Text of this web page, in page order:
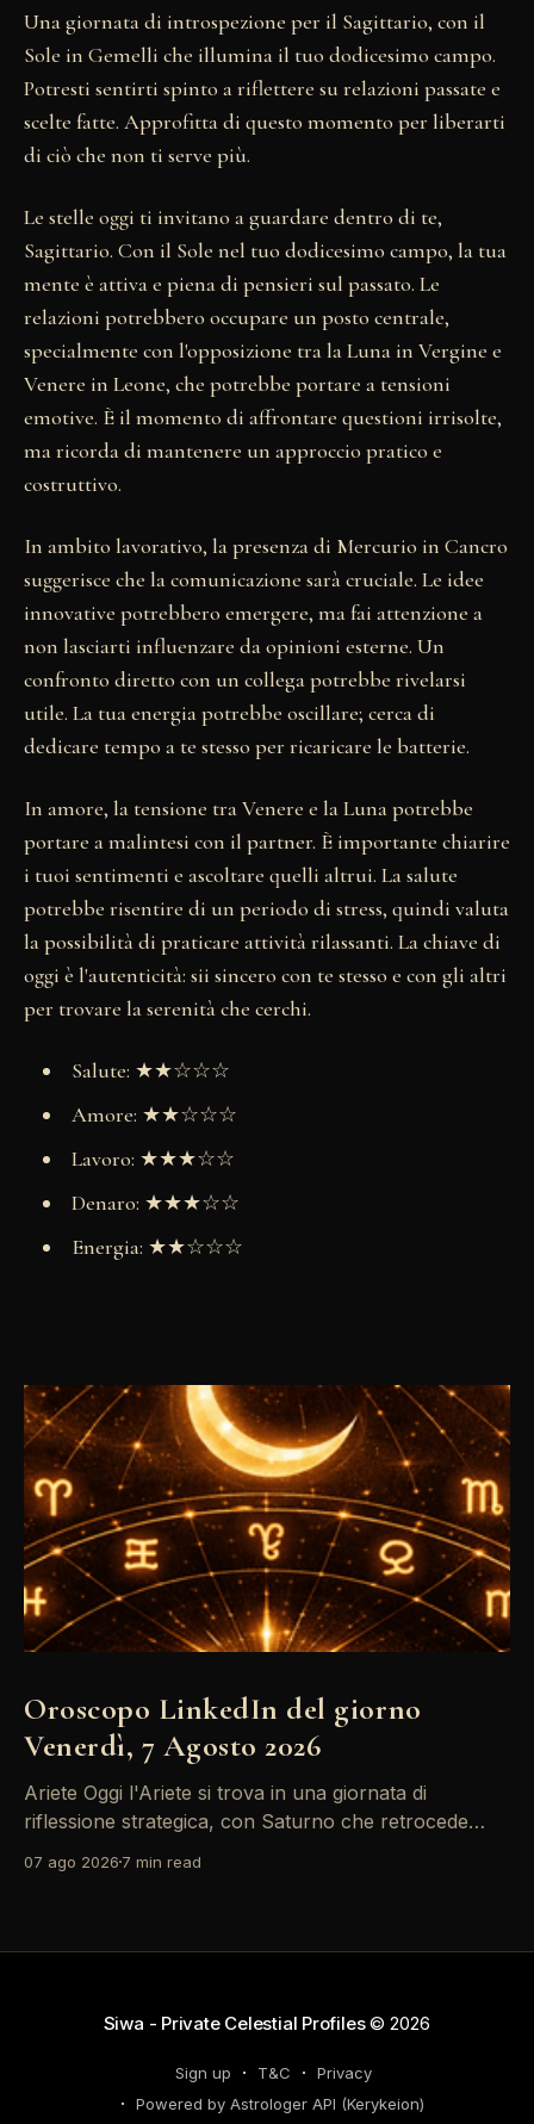
Una giornata di introspezione per il Sagittario, con il
Sole in Gemelli che illumina il tuo dodicesimo campo.
Potresti sentirti spinto a riflettere su relazioni passate e
scelte fatte. Approfitta di questo momento per liberarti
di ciò che non ti serve più.
Le stelle oggi ti invitano a guardare dentro di te,
Sagittario. Con il Sole nel tuo dodicesimo campo, la tua
mente è attiva e piena di pensieri sul passato. Le
relazioni potrebbero occupare un posto centrale,
specialmente con l'opposizione tra la Luna in Vergine e
Venere in Leone, che potrebbe portare a tensioni
emotive. È il momento di affrontare questioni irrisolte,
ma ricorda di mantenere un approccio pratico e
costruttivo.
In ambito lavorativo, la presenza di Mercurio in Cancro
suggerisce che la comunicazione sarà cruciale. Le idee
innovative potrebbero emergere, ma fai attenzione a
non lasciarti influenzare da opinioni esterne. Un
confronto diretto con un collega potrebbe rivelarsi
utile. La tua energia potrebbe oscillare; cerca di
dedicare tempo a te stesso per ricaricare le batterie.
In amore, la tensione tra Venere e la Luna potrebbe
portare a malintesi con il partner. È importante chiarire
i tuoi sentimenti e ascoltare quelli altrui. La salute
potrebbe risentire di un periodo di stress, quindi valuta
la possibilità di praticare attività rilassanti. La chiave di
oggi è l'autenticità: sii sincero con te stesso e con gli altri
per trovare la serenità che cerchi.
Salute: ★★☆☆☆
Amore: ★★☆☆☆
Lavoro: ★★★☆☆
Denaro: ★★★☆☆
Energia: ★★☆☆☆
Oroscopo LinkedIn del giorno
Venerdì, 7 Agosto 2026
Ariete Oggi l'Ariete si trova in una giornata di
riflessione strategica, con Saturno che retrocede
riconsiderare il tuo personal brand e l'engagement
07 ago 2026 7 min read
Siwa - Private Celestial Profiles© 2026
Sign up T&C
Privacy
Powered by Astrologer API (Kerykeion)